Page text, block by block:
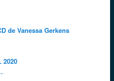
de Vanessa Gerkens
2020